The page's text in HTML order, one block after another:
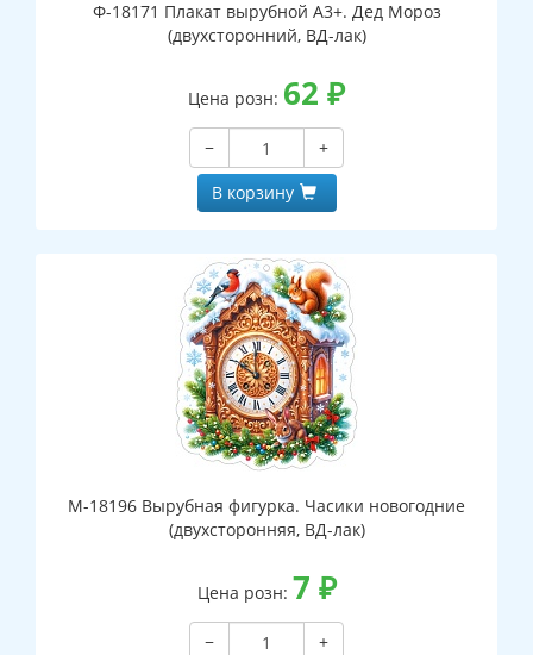
Ф-18171 Плакат вырубной А3+. Дед Мороз
(двухсторонний, ВД-лак)
Цена розн: 62 ₽
−
+
В корзину
М-18196 Вырубная фигурка. Часики новогодние
(двухсторонняя, ВД-лак)
Цена розн: 7 ₽
−
+